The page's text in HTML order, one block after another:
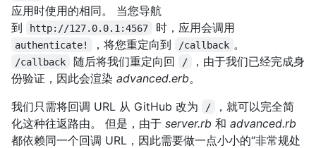
应用时使用的相同。 当您导航
到
http://127.0.0.1:4567 时，应用会调用
authenticate! ，将您重定向到 /callback 。
/callback 随后将我们重定向回 /
，由于我们已经完成身
份验证，因此会渲染 advanced.erb。
我们只需将回调 URL 从 GitHub 改为
/
，就可以完全简
化这种往返路由。 但是，由于 server.rb 和 advanced.rb
都依赖同一个回调 URL，因此需要做一点小小的“非常规处